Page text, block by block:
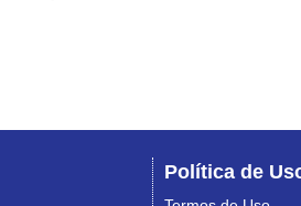
Política de